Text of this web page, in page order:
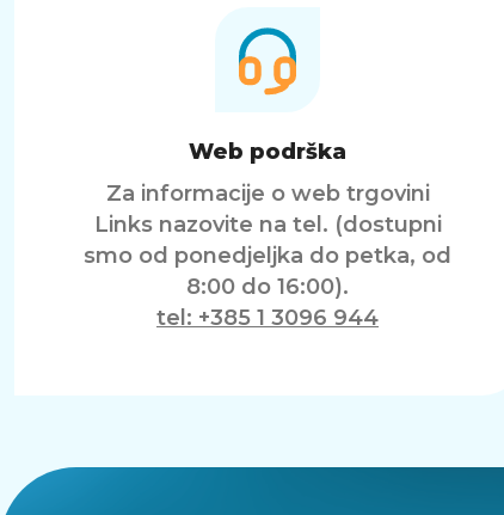
Web podrška
Za informacije o web trgovini
Links nazovite na tel. (dostupni
smo od ponedjeljka do petka, od
8:00 do 16:00).
tel: +385 1 3096 944